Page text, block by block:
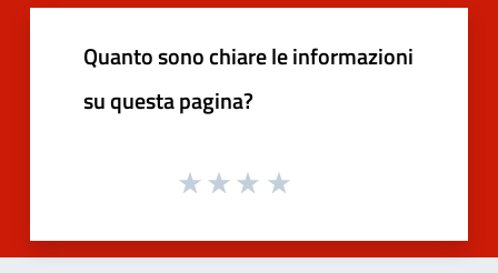
Quanto sono chiare le informazioni
su questa pagina?